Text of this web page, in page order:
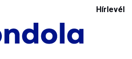
Hírlevél